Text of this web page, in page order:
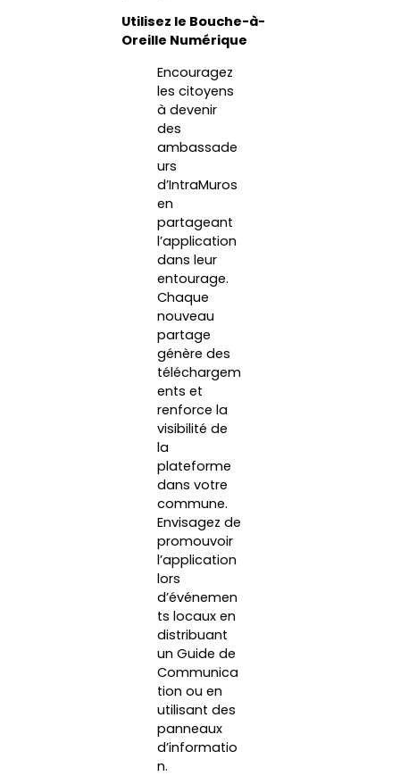
Utilisez le Bouche-à-
Oreille Numérique
Encouragez
les citoyens
à devenir
des
ambassade
urs
d’IntraMuros
en
partageant
l’application
dans leur
entourage.
Chaque
nouveau
partage
génère des
téléchargem
ents et
renforce la
visibilité de
la
plateforme
dans votre
commune.
Envisagez de
promouvoir
l’application
lors
d’événemen
ts locaux en
distribuant
un Guide de
Communica
tion ou en
utilisant des
panneaux
d’informatio
n.